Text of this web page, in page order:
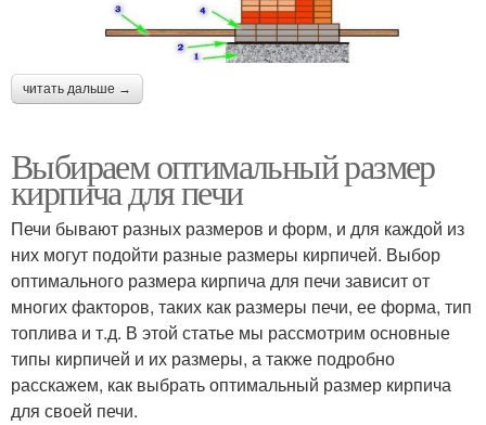
читать дальше →
Выбираем оптимальный размер
кирпича для печи
Печи бывают разных размеров и форм, и для каждой из
них могут подойти разные размеры кирпичей. Выбор
оптимального размера кирпича для печи зависит от
многих факторов, таких как размеры печи, ее форма, тип
топлива и т.д. В этой статье мы рассмотрим основные
типы кирпичей и их размеры, а также подробно
расскажем, как выбрать оптимальный размер кирпича
для своей печи.